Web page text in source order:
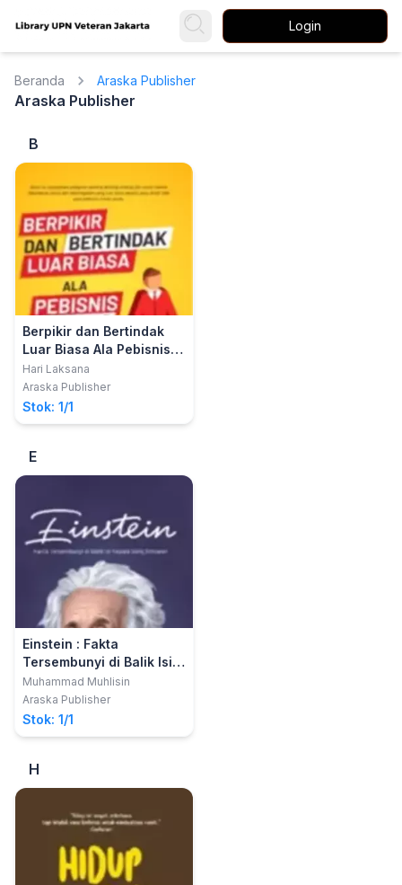
Login
Beranda Araska Publisher
Araska Publisher
B
Berpikir dan Bertindak
Luar Biasa Ala Pebisnis
Sukses Dunia
Hari Laksana
Araska Publisher
Stok: 1/1
E
Einstein : Fakta
Tersembunyi di Balik Isi
Kepala Sang Ilmuwan
Muhammad Muhlisin
Araska Publisher
Stok: 1/1
H